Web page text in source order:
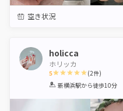
空き状況
holicca
ホリッカ
5
1 2 3 4 5
(2件)
新横浜駅から徒歩10分